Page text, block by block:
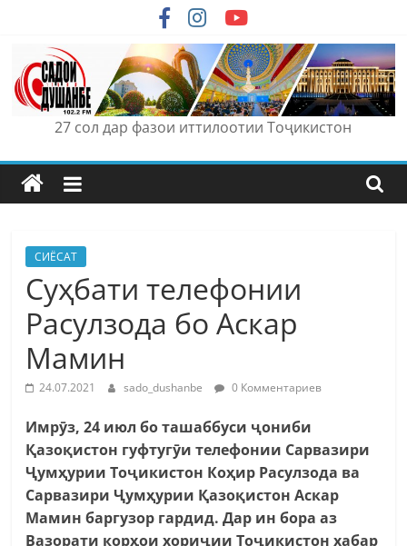
content
27 сол дар фазои иттилоотии Тоҷикистон
СИЁСАТ
Суҳбати телефонии
Расулзода бо Аскар
Мамин
24.07.2021 sado_dushanbe 0 Комментариев
Имрӯз, 24 июл бо ташаббуси ҷониби
Қазоқистон гуфтугӯи телефонии Сарвазири
Ҷумҳурии Тоҷикистон Коҳир Расулзода ва
Сарвазири Ҷумҳурии Қазоқистон Аскар
Мамин баргузор гардид. Дар ин бора аз
Вазорати корҳои хориҷии Тоҷикистон хабар